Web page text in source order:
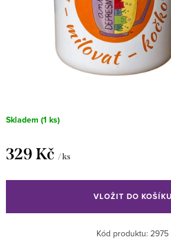
Skladem (1 ks)
329 Kč / ks
cena:
VLOŽIT DO KOŠÍKU
Kód produktu: 2975